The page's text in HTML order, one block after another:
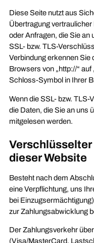
Diese Seite nutzt aus
Übertragung
oder Anfragen, die Sie an
SSL- bzw. TLS-
Verbindung erkennen Sie
Browsers von „http://“
Schloss-Symbol in Ihrer
Wenn die SSL- bzw.
die Daten, die Sie an uns
mitgelesen werden.
dieser Website
Besteht nach dem
eine Verpflichtung, uns
bei
zur Zahlungsabwicklung
Der Zahlungsverkehr
(Visa/MasterCard,